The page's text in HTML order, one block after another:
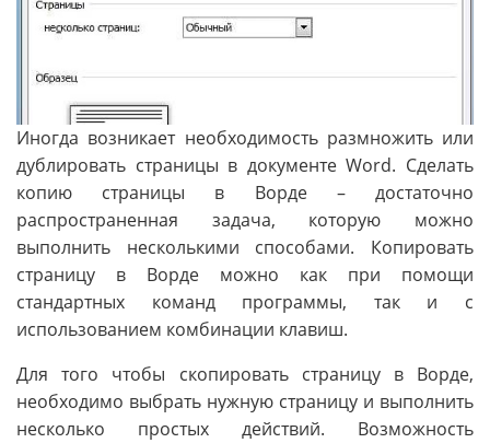
Иногда возникает необходимость размножить или
дублировать страницы в документе Word. Сделать
копию страницы в Ворде – достаточно
распространенная задача, которую можно
выполнить несколькими способами. Копировать
страницу в Ворде можно как при помощи
стандартных команд программы, так и с
использованием комбинации клавиш.
Для того чтобы скопировать страницу в Ворде,
необходимо выбрать нужную страницу и выполнить
несколько простых действий. Возможность